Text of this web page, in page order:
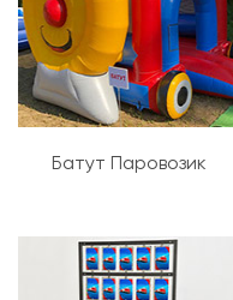
Батут Паровозик